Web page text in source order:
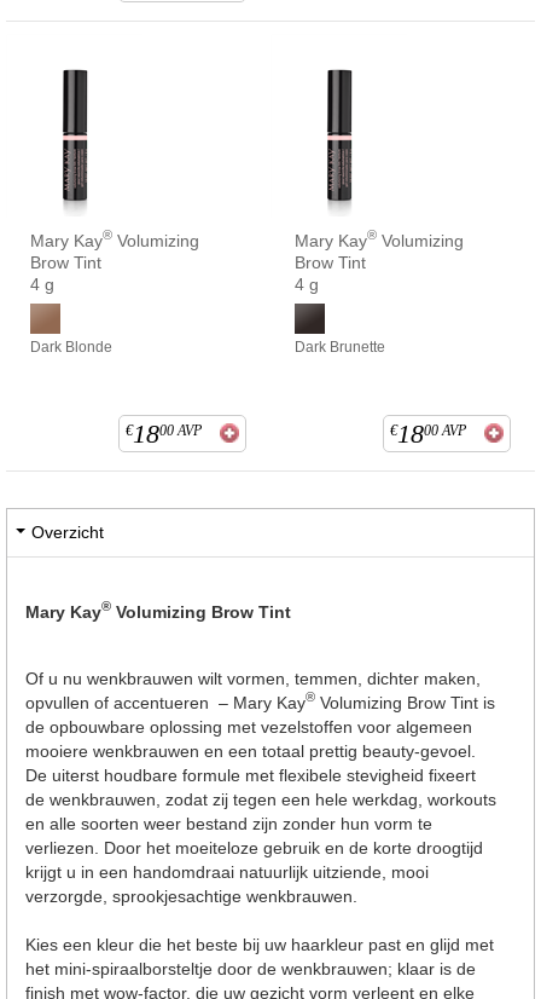
Mary Kay® Volumizing
Brow Tint
4 g
Dark Blonde
€1800 AVP
Mary Kay® Volumizing
Brow Tint
4 g
Dark Brunette
€1800 AVP
Overzicht
Mary Kay® Volumizing Brow Tint
Of u nu wenkbrauwen wilt vormen, temmen, dichter maken,
opvullen of accentueren – Mary Kay® Volumizing Brow Tint is
de opbouwbare oplossing met vezelstoffen voor algemeen
mooiere wenkbrauwen en een totaal prettig beauty-gevoel.
De uiterst houdbare formule met flexibele stevigheid fixeert
de wenkbrauwen, zodat zij tegen een hele werkdag, workouts
en alle soorten weer bestand zijn zonder hun vorm te
verliezen. Door het moeiteloze gebruik en de korte droogtijd
krijgt u in een handomdraai natuurlijk uitziende, mooi
verzorgde, sprookjesachtige wenkbrauwen.
Kies een kleur die het beste bij uw haarkleur past en glijd met
het mini-spiraalborsteltje door de wenkbrauwen; klaar is de
finish met wow-factor, die uw gezicht vorm verleent en elke